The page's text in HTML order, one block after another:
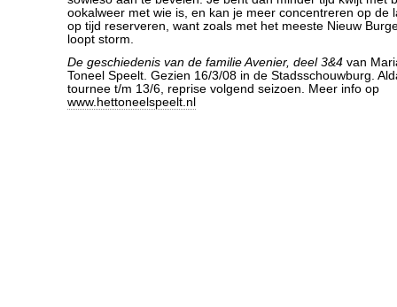
ookalweer met wie is, en kan je meer concentreren op de
op tijd reserveren, want zoals met het meeste Nieuw
loopt storm.
De geschiedenis van de familie Avenier, deel 3&4 van
Toneel Speelt. Gezien 16/3/08 in de Stadsschouwburg.
tournee t/m 13/6, reprise volgend seizoen. Meer info op
www.hettoneelspeelt.nl